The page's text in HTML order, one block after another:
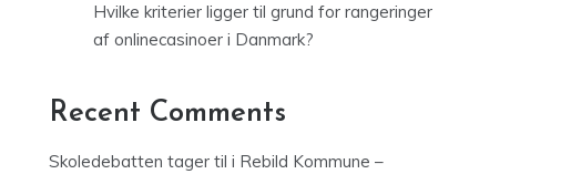
Hvilke kriterier ligger til grund for rangeringer
af onlinecasinoer i Danmark?
Recent Comments
Skoledebatten tager til i Rebild Kommune –